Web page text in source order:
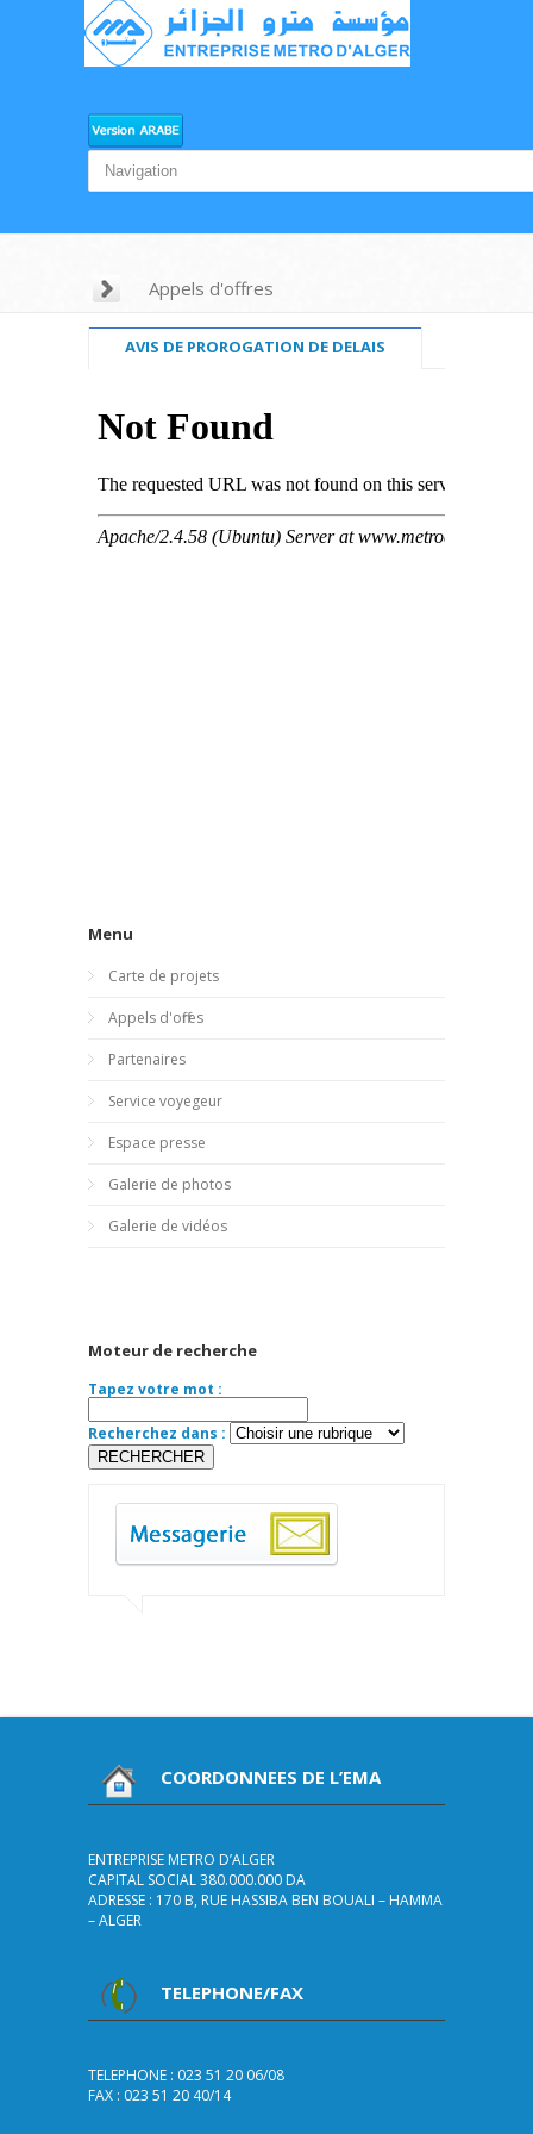
Appels d'offres
AVIS DE PROROGATION DE DELAIS
Menu
Carte de projets
Appels d'offres
Partenaires
Service voyegeur
Espace presse
Galerie de photos
Galerie de vidéos
Moteur de recherche
Tapez votre mot :
Recherchez dans :
COORDONNEES DE L’EMA
ENTREPRISE METRO D’ALGER
CAPITAL SOCIAL 380.000.000 DA
ADRESSE : 170 B, RUE HASSIBA BEN BOUALI – HAMMA
– ALGER
TELEPHONE/FAX
TELEPHONE : 023 51 20 06/08
FAX : 023 51 20 40/14